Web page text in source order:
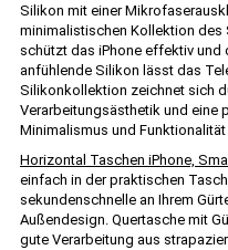
Silikon mit einer
minimalistischen Kollektion
schützt das iPhone effektiv
anfühlende Silikon lässt das
Silikonkollektion zeichnet sich
Verarbeitungsästhetik und eine
Minimalismus und Funktionalität
Horizontal Taschen iPhone,
einfach in der praktischen
sekundenschnelle an Ihrem
Außendesign. Quertasche mit
gute Verarbeitung aus